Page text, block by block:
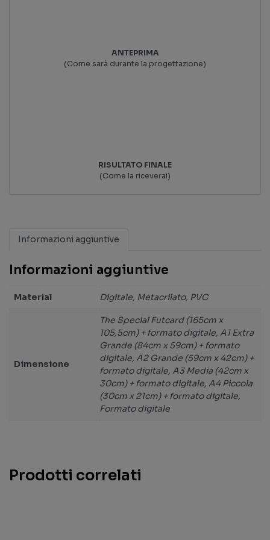
(Come la riceverai)
Informazioni aggiuntive
Informazioni aggiuntive
Material Digitale, Metacrilato, PVC
The Special Futcard (165cm x
105,5cm) + formato digitale, A1 Extra
Grande (84cm x 59cm) + formato
Formato digitale